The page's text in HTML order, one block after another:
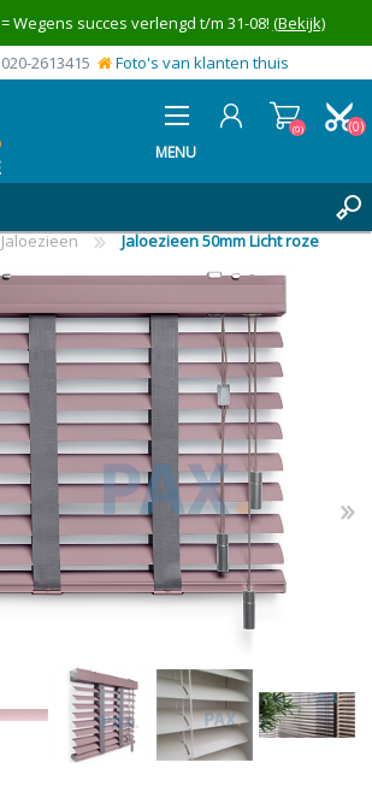
= Wegens succes verlengd t/m 31-08! (Bekijk)
020-2613415 Foto's van klanten thuis
MENU
(0)
(0)
Jaloezieen Jaloezieen 50mm Licht roze